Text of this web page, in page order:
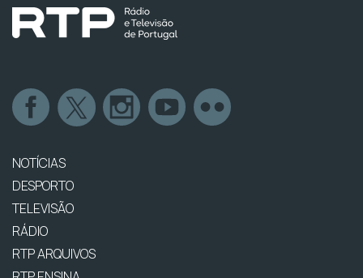
NOTÍCIAS
DESPORTO
TELEVISÃO
RÁDIO
RTP ARQUIVOS